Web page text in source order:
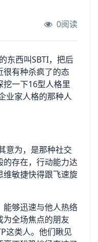
0阅读
东西叫SBTI，把后
很有种杀疯了的态
一下16型人格里
业家人格的那种人
意为，是那种社交
存在，行动能力达
维敏捷快得跟飞速旋
能够迅速与他人热络
全场焦点的朋友
这类人。他们瞅见